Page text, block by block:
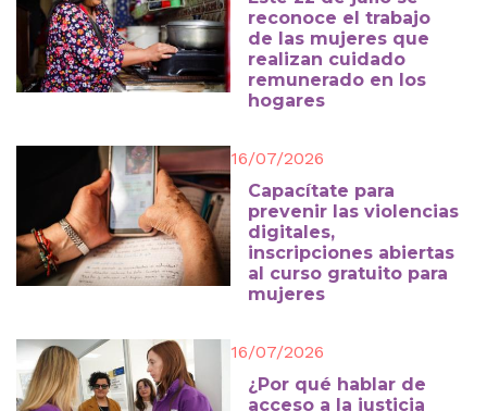
reconoce el trabajo
de las mujeres que
realizan cuidado
remunerado en los
hogares
16/07/2026
Capacítate para
prevenir las violencias
digitales,
inscripciones abiertas
al curso gratuito para
mujeres
16/07/2026
¿Por qué hablar de
acceso a la justicia